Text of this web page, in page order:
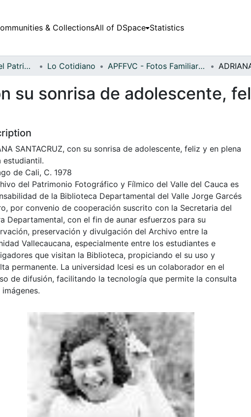
& CollectionsAll of DSpace Statistics
Fondo Archivo del Patrimonio Fotográfico y Fílmico del Valle del Cauca Lo Cotidiano APFFVC - Fotos Familiares - Patrimonial
su sonrisa de adolescente,
SANTACRUZ, con su sonrisa de adolescente, feliz y en plena
estudiantil.
de Cali, C. 1978
del Patrimonio Fotográfico y Fílmico del Valle del Cauca es
de la Biblioteca Departamental del Valle Jorge Garcés
por convenio de cooperación suscrito con la Secretaria del
Departamental, con el fin de aunar esfuerzos para su
preservación y divulgación del Archivo entre la
Vallecaucana, especialmente entre los estudiantes e
que visitan la Biblioteca, propiciando el su uso y
permanente. La universidad Icesi es un colaborador en el
de difusión, facilitando la tecnología que permite la consulta